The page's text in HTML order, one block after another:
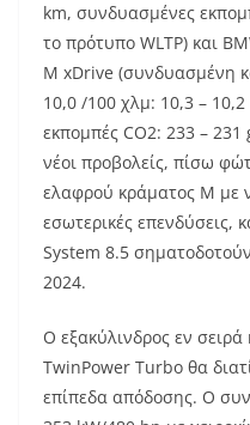
km, συνδυασμένες
το πρότυπο WLTP) και
M xDrive (συνδυασμένη
10,0 /100 χλμ: 10,3 –
εκπομπές CO2: 233 –
νέοι προβολείς, πίσω
ελαφρού κράματος M με
εσωτερικές επενδύσεις,
System 8.5 σηματοδοτούν
2024.
Ο εξακύλινδρος εν
TwinPower Turbo θα
επίπεδα απόδοσης. Ο